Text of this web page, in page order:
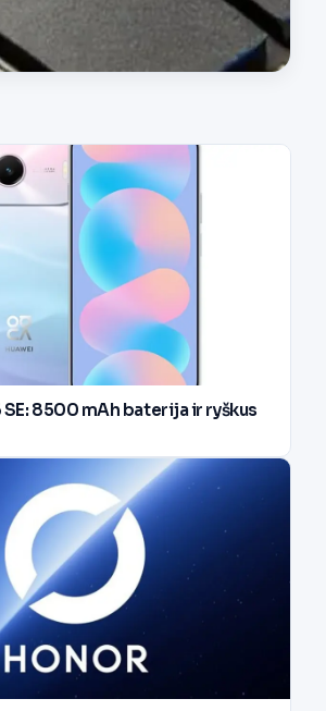
SE: 8500 mAh baterija ir ryškus